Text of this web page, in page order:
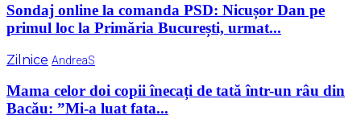
Sondaj online la comanda PSD: Nicușor Dan pe
primul loc la Primăria București, urmat...
Zilnice AndreaS
Mama celor doi copii înecați de tată într-un râu din
Bacău: ”Mi-a luat fata...